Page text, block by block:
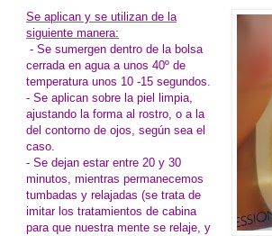
Se aplican y se utilizan de la
siguiente manera:
- Se sumergen dentro de la bolsa
cerrada en agua a unos 40º de
temperatura unos 10 -15 segundos.
- Se aplican sobre la piel limpia,
ajustando la forma al rostro, o a la
del contorno de ojos, según sea el
caso.
- Se dejan estar entre 20 y 30
minutos, mientras permanecemos
tumbadas y relajadas (se trata de
imitar los tratamientos de cabina
para que nuestra mente se relaje, y